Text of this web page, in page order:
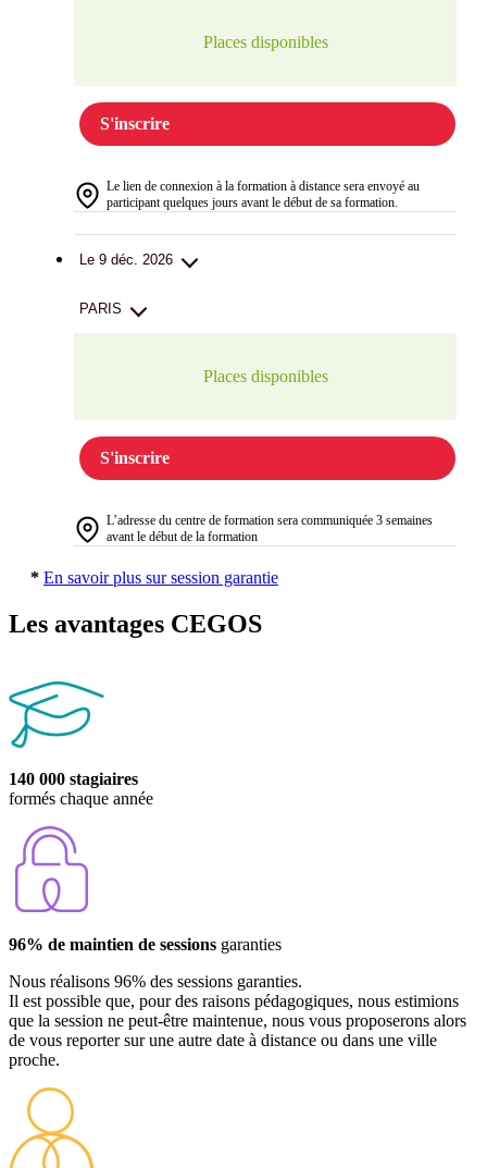
Places disponibles
S'inscrire
Le lien de connexion à la formation à distance sera envoyé au
participant quelques jours avant le début de sa formation.
Le 9 déc. 2026
PARIS
Places disponibles
S'inscrire
L’adresse du centre de formation sera communiquée 3 semaines
avant le début de la formation
* En savoir plus sur session garantie
Les avantages CEGOS
140 000 stagiaires
formés chaque année
96% de maintien de sessions garanties
Nous réalisons 96% des sessions garanties.
Il est possible que, pour des raisons pédagogiques, nous estimions
que la session ne peut-être maintenue, nous vous proposerons alors
de vous reporter sur une autre date à distance ou dans une ville
proche.